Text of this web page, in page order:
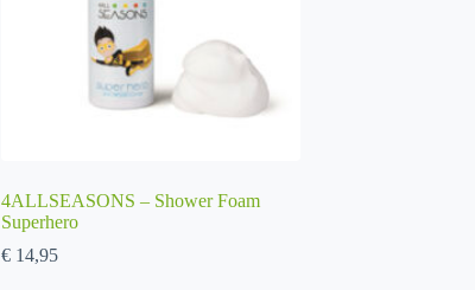
productpagina
4ALLSEASONS – Shower Foam
Superhero
€ 14,95